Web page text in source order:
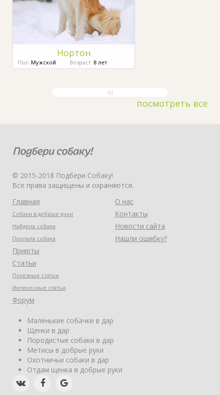
Нортон
Пол: Мужской Возраст: 8 лет
посмотреть все
© 2015-2018 Подбери Собаку!
Все права защищены и охраняются.
Главная
Собаки в добрые руки
Найдена собака
Пропала собака
Приюты
Статьи
Полезные статьи
Интересные статьи
Форум
О нас
Контакты
Новости сайта
Нашли ошибку?
Маленькие собачки в дар
Щенки в дар
Породистые собаки в дар
Метисы в добрые руки
Охотничьи собаки в дар
Отдам щенка в добрые руки